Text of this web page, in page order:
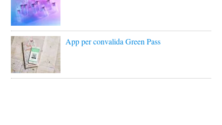
App per convalida Green Pass